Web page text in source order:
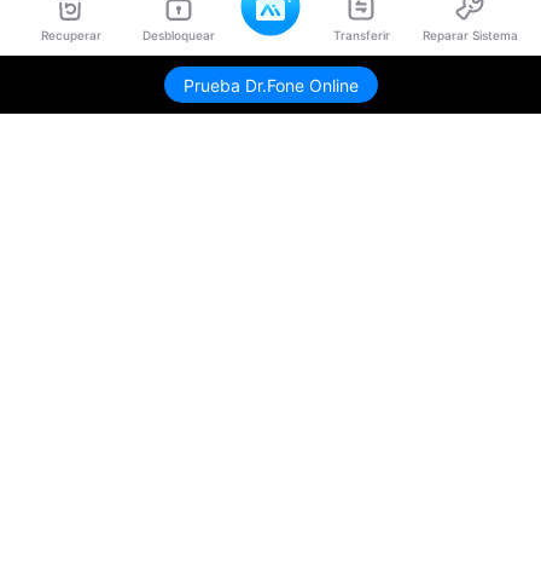
Recuperar Desbloquear Transferir Reparar Sistema
Prueba Dr.Fone Online
Envíame link de descarga